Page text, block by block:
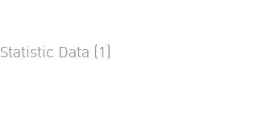
Statistic Data (1)